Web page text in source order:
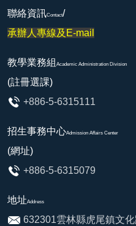
聯絡資訊Contact/
承辦人專線及E-mail
教學業務組 Academic Administration Division
(註冊選課)
+886-5-6315111
招生事務中心Admission Affairs Center
(網址)
+886-5-6315079
地址Address
632301雲林縣虎尾鎮文